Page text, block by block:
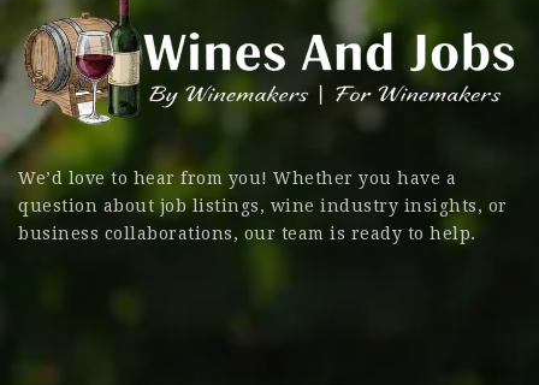
We’d love to hear from you! Whether you have a
question about job listings, wine industry insights, or
business collaborations, our team is ready to help.